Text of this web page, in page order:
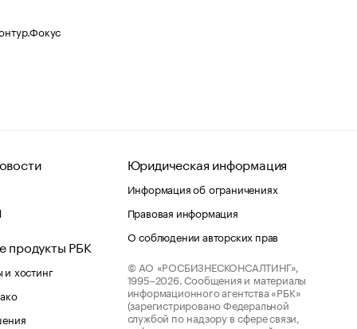
продукты РБК
хостинг
Юридическая информация
Информация об ограничениях
Правовая информация
О соблюдении авторских прав
© АО «РОСБИЗНЕСКОНСАЛТИНГ»,
1995–2026. Сообщения и материалы
информационного агентства «РБК»
(зарегистрировано Федеральной
службой по надзору в сфере связи,